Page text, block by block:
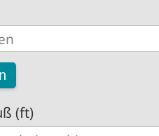
(ft)